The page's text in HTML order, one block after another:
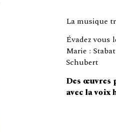
La musique
Évadez vous
Marie :
Schubert
Des œuvres
avec la voix